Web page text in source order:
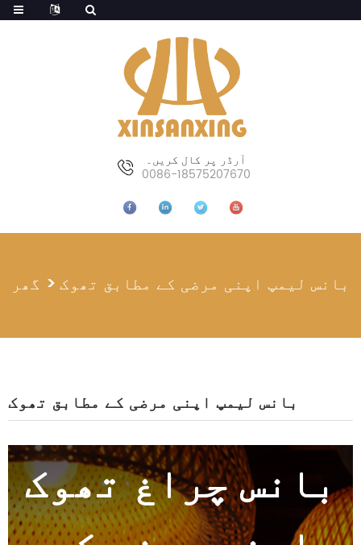
آرڈر پر کال کریں۔
0086-18575207670
گھر بانس لیمپ اپنی مرضی کے مطابق تھوک
بانس لیمپ اپنی مرضی کے مطابق تھوک
بانس چراغ تھوک